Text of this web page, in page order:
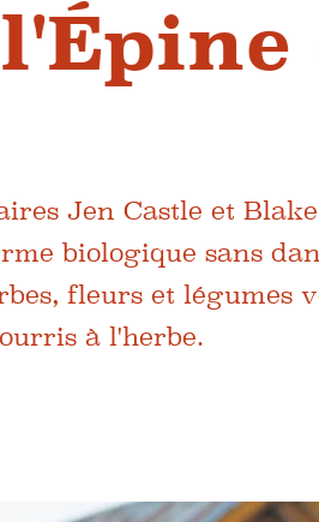
Jen Castle et
biologique sans
fleurs et légumes
à l'herbe.